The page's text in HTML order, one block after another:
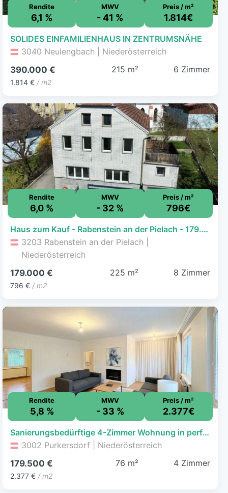
Rendite
6,1 %
MWV
- 41 %
Preis / m²
1.814€
SOLIDES EINFAMILIENHAUS IN ZENTRUMSNÄHE
3040 Neulengbach | Niederösterreich
390.000 €
1.814 € / m2
215 m² 6 Zimmer
Rendite
6,0 %
MWV
- 32 %
Preis / m²
796€
Haus zum Kauf - Rabenstein an der Pielach - 179.000 € - 8 Zimmer, 225 m², 453 m² Grundstück
3203 Rabenstein an der Pielach |
Niederösterreich
179.000 €
796 € / m2
225 m² 8 Zimmer
Rendite
5,8 %
MWV
- 33 %
Preis / m²
2.377€
Sanierungsbedürftige 4-Zimmer Wohnung in perfekter Kombination aus Stadt und Land!
3002 Purkersdorf | Niederösterreich
179.500 €
2.377 € / m2
76 m² 4 Zimmer